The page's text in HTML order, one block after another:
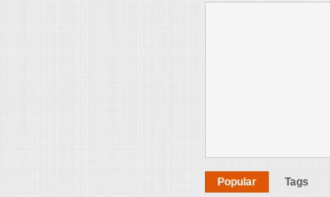
Popular Tags